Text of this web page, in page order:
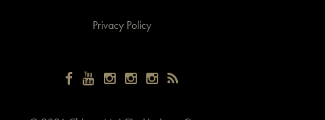
Privacy Policy